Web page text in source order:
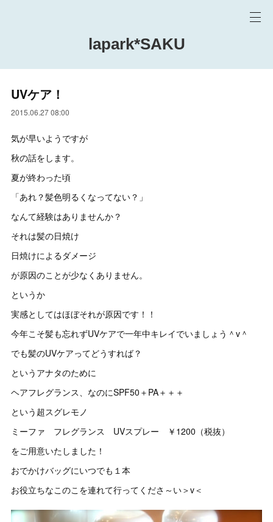
lapark*SAKU
UVケア！
2015.06.27 08:00
気が早いようですが
秋の話をします。
夏が終わった頃
「あれ？髪色明るくなってない？」
なんて経験はありませんか？
それは髪の日焼け
日焼けによるダメージ
が原因のことが少なくありません。
というか
実感としてはほぼそれが原因です！！
今年こそ髪も忘れずUVケアで一年中キレイでいましょう＾v＾
でも髪のUVケアってどうすれば？
というアナタのために
ヘアフレグランス、なのにSPF50＋PA＋＋＋
という超スグレモノ
ミーファ フレグランス UVスプレー ￥1200（税抜）
をご用意いたしました！
おでかけバッグにいつでも１本
お役立ちなこのこを連れて行ってくださ～い＞v＜